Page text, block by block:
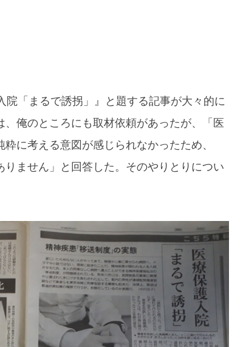
「まるで誘拐」』と題する記事が大々的に
俺のところにも取材依頼があったが、「医
に考える意図が感じられなかったため、
りません」と回答した。そのやりとりについ